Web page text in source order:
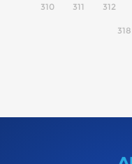
310 311 312
318